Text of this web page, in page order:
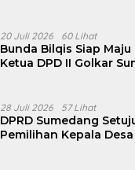
20 Juli 2026 60 Lihat
Bunda Bilqis Siap Maju
Ketua DPD II Golkar
28 Juli 2026 57 Lihat
DPRD Sumedang
Pemilihan Kepala